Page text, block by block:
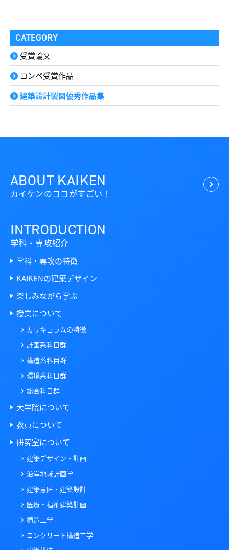
CATEGORY
受賞論文
コンペ受賞作品
建築設計製図優秀作品集
ABOUT KAIKEN
カイケンのココがすごい！
INTRODUCTION
学科・専攻紹介
学科・専攻の特徴
KAIKENの建築デザイン
楽しみながら学ぶ
授業について
カリキュラムの特徴
計画系科目群
構造系科目群
環境系科目群
総合科目群
大学院について
教員について
研究室について
建築デザイン・計画
沿岸地域計画学
建築意匠・建築設計
医療・福祉建築計画
構造工学
コンクリート構造工学